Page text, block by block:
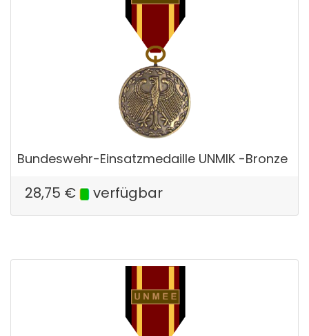
Bundeswehr-Einsatzmedaille UNMIK -Bronze
28,75 € verfügbar